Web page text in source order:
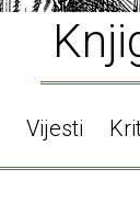
Vijesti